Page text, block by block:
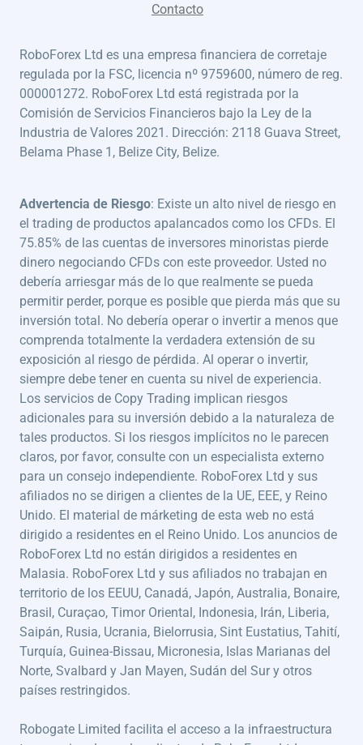
Contacto
RoboForex Ltd es una empresa financiera de corretaje
regulada por la FSC, licencia nº 9759600, número de reg.
000001272. RoboForex Ltd está registrada por la
Comisión de Servicios Financieros bajo la Ley de la
Industria de Valores 2021. Dirección: 2118 Guava Street,
Belama Phase 1, Belize City, Belize.
Advertencia de Riesgo: Existe un alto nivel de riesgo en
el trading de productos apalancados como los CFDs. El
75.85% de las cuentas de inversores minoristas pierde
dinero negociando CFDs con este proveedor. Usted no
debería arriesgar más de lo que realmente se pueda
permitir perder, porque es posible que pierda más que su
inversión total. No debería operar o invertir a menos que
comprenda totalmente la verdadera extensión de su
exposición al riesgo de pérdida. Al operar o invertir,
siempre debe tener en cuenta su nivel de experiencia.
Los servicios de Copy Trading implican riesgos
adicionales para su inversión debido a la naturaleza de
tales productos. Si los riesgos implícitos no le parecen
claros, por favor, consulte con un especialista externo
para un consejo independiente. RoboForex Ltd y sus
afiliados no se dirigen a clientes de la UE, EEE, y Reino
Unido. El material de márketing de esta web no está
dirigido a residentes en el Reino Unido. Los anuncios de
RoboForex Ltd no están dirigidos a residentes en
Malasia. RoboForex Ltd y sus afiliados no trabajan en
territorio de los EEUU, Canadá, Japón, Australia, Bonaire,
Brasil, Curaçao, Timor Oriental, Indonesia, Irán, Liberia,
Saipán, Rusia, Ucrania, Bielorrusia, Sint Eustatius, Tahití,
Turquía, Guinea-Bissau, Micronesia, Islas Marianas del
Norte, Svalbard y Jan Mayen, Sudán del Sur y otros
países restringidos.
Robogate Limited facilita el acceso a la infraestructura